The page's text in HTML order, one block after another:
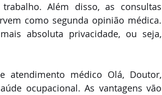
Além disso, as consultas
como segunda opinião médica.
absoluta privacidade, ou seja,
atendimento médico Olá, Doutor,
ocupacional. As vantagens vão